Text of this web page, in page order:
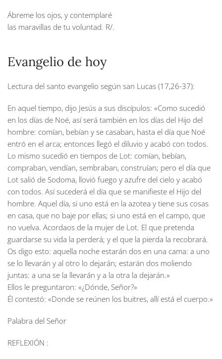
Ábreme los ojos, y contemplaré
las maravillas de tu voluntad. R/.
Evangelio de hoy
Lectura del santo evangelio según san Lucas (17,26-37):
En aquel tiempo, dijo Jesús a sus discípulos: «Como sucedió
en los días de Noé, así será también en los días del Hijo del
hombre: comían, bebían y se casaban, hasta el día que Noé
entró en el arca; entonces llegó el diluvio y acabó con todos.
Lo mismo sucedió en tiempos de Lot: comían, bebían,
compraban, vendían, sembraban, construían; pero el día que
Lot salió de Sodoma, llovió fuego y azufre del cielo y acabó
con todos. Así sucederá el día que se manifieste el Hijo del
hombre. Aquel día, si uno está en la azotea y tiene sus cosas
en casa, que no baje por ellas; si uno está en el campo, que
no vuelva. Acordaos de la mujer de Lot. El que pretenda
guardarse su vida la perderá; y el que la pierda la recobrará.
Os digo esto: aquella noche estarán dos en una cama: a uno
se lo llevarán y al otro lo dejarán; estarán dos moliendo
juntas: a una se la llevarán y a la otra la dejarán.»
Ellos le preguntaron: «¿Dónde, Señor?»
Él contestó: «Donde se reúnen los buitres, allí está el cuerpo.»
Palabra del Señor
REFLEXIÓN :